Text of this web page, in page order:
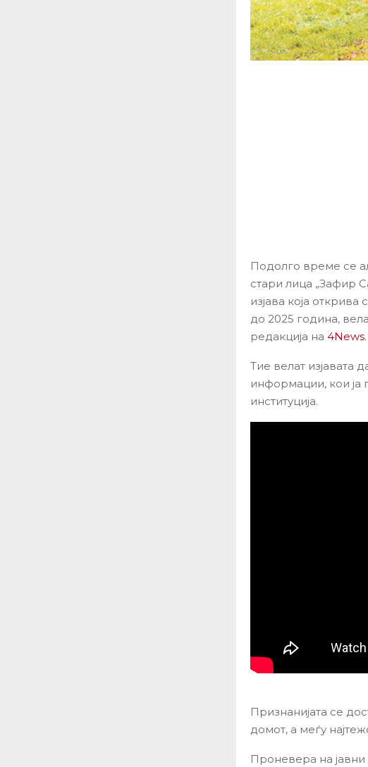
Подолго време се
стари лица „Зафир
изјава која
до 2025 година,
редакција на 4News.
Тие велат изјавата
информации, кои ја
институција.
Признанијата се
домот, а меѓу
Проневера на